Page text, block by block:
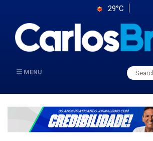
29°C
MENU
Search
for: